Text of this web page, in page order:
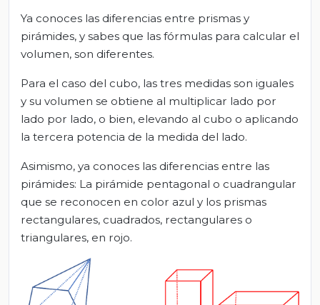
Ya conoces las diferencias entre prismas y
pirámides, y sabes que las fórmulas para calcular el
volumen, son diferentes.
Para el caso del cubo, las tres medidas son iguales
y su volumen se obtiene al multiplicar lado por
lado por lado, o bien, elevando al cubo o aplicando
la tercera potencia de la medida del lado.
Asimismo, ya conoces las diferencias entre las
pirámides: La pirámide pentagonal o cuadrangular
que se reconocen en color azul y los prismas
rectangulares, cuadrados, rectangulares o
triangulares, en rojo.